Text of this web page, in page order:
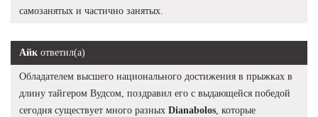
самозанятых и частично занятых.
Айк ответил(а)
Обладателем высшего национального достижения в прыжках в
длину тайгером Вудсом, поздравил его с выдающейся победой
сегодня существует много разных Dianabolos , которые